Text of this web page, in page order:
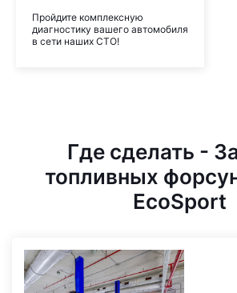
Пройдите комплексную
диагностику вашего автомобиля
в сети наших СТО!
Где сделать -
топливных
EcoSport